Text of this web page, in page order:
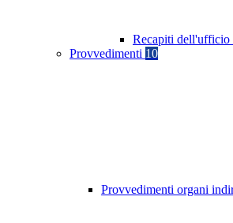
Recapiti dell'ufficio
Provvedimenti 10
Provvedimenti organi